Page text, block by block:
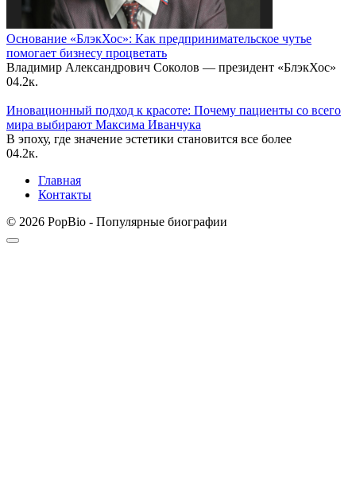
Основание «БлэкХос»: Как предпринимательское чутье
помогает бизнесу процветать
Владимир Александрович Соколов — президент «БлэкХос»
04.2к.
Иновационный подход к красоте: Почему пациенты со всего
мира выбирают Максима Иванчука
В эпоху, где значение эстетики становится все более
04.2к.
Главная
Контакты
© 2026 PopBio - Популярные биографии